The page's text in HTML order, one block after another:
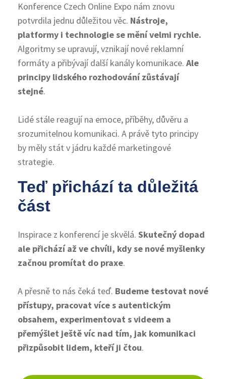
Konference Czech Online Expo nám znovu
potvrdila jednu důležitou věc. Nástroje,
platformy i technologie se mění velmi rychle.
Algoritmy se upravují, vznikají nové reklamní
formáty a přibývají další kanály komunikace. Ale
principy lidského rozhodování zůstávají
stejné.
Lidé stále reagují na emoce, příběhy, důvěru a
srozumitelnou komunikaci. A právě tyto principy
by měly stát v jádru každé marketingové
strategie.
Teď přichází ta důležitá
část
Inspirace z konferencí je skvělá. Skutečný dopad
ale přichází až ve chvíli, kdy se nové myšlenky
začnou promítat do praxe.
A přesně to nás čeká teď. Budeme testovat nové
přístupy, pracovat více s autentickým
obsahem, experimentovat s videem a
přemýšlet ještě víc nad tím, jak komunikaci
přizpůsobit lidem, kteří ji čtou.